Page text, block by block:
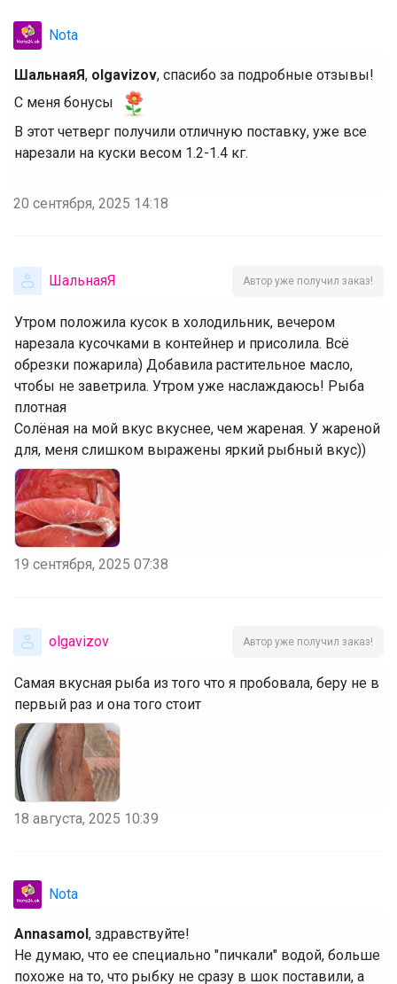
Nota
ШальнаяЯ, olgavizov, спасибо за подробные отзывы!
С меня бонусы
‌В этот четверг получили отличную поставку, уже все
нарезали на куски весом 1.2-1.4 кг.
20 сентября, 2025 14:18
ШальнаяЯ Автор уже получил заказ!
Утром положила кусок в холодильник, вечером
нарезала кусочками в контейнер и присолила. Всё
обрезки пожарила) Добавила растительное масло,
чтобы не заветрила. Утром уже наслаждаюсь! Рыба
плотная
Солёная на мой вкус вкуснее, чем жареная. У жареной
для, меня слишком выражены яркий рыбный вкус))
19 сентября, 2025 07:38
olgavizov Автор уже получил заказ!
Самая вкусная рыба из того что я пробовала, беру не в
первый раз и она того стоит
18 августа, 2025 10:39
Nota
Annasamol, здравствуйте!
Не думаю, что ее специально "пичкали" водой, больше
похоже на то, что рыбку не сразу в шок поставили, а